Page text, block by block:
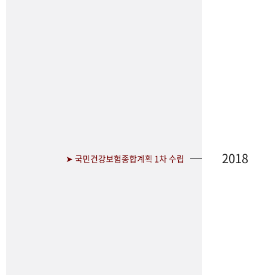
➤ 국민건강보험종합계획 1차 수립 2018